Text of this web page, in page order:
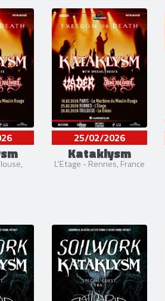
25/02/2026
Kataklysm
L'Etage - Rennes, France